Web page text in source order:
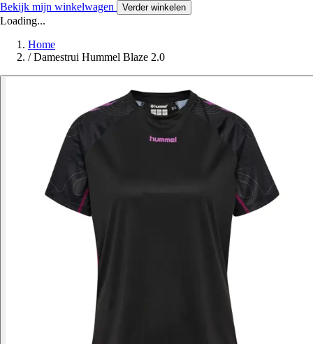
Bekijk mijn winkelwagen Verder winkelen
Loading...
Home
/ Damestrui Hummel Blaze 2.0